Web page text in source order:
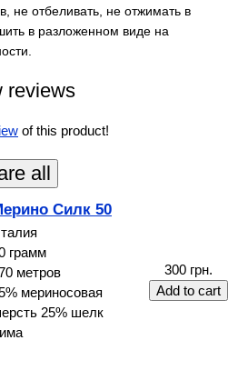
не отбеливать, не отжимать в
в разложенном виде на
reviews
of this product!
Силк 50
грамм
метров
мериносовая
25% шелк
300 грн.